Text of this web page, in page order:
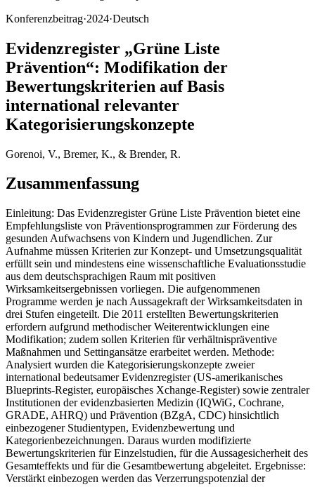
Konferenzbeitrag·2024·Deutsch
Evidenzregister „Grüne Liste
Prävention“: Modifikation der
Bewertungskriterien auf Basis
international relevanter
Kategorisierungskonzepte
Gorenoi, V., Bremer, K., & Brender, R.
Zusammenfassung
Einleitung: Das Evidenzregister Grüne Liste Prävention bietet eine
Empfehlungsliste von Präventionsprogrammen zur Förderung des
gesunden Aufwachsens von Kindern und Jugendlichen. Zur
Aufnahme müssen Kriterien zur Konzept- und Umsetzungsqualität
erfüllt sein und mindestens eine wissenschaftliche Evaluationsstudie
aus dem deutschsprachigen Raum mit positiven
Wirksamkeitsergebnissen vorliegen. Die aufgenommenen
Programme werden je nach Aussagekraft der Wirksamkeitsdaten in
drei Stufen eingeteilt. Die 2011 erstellten Bewertungskriterien
erfordern aufgrund methodischer Weiterentwicklungen eine
Modifikation; zudem sollen Kriterien für verhältnispräventive
Maßnahmen und Settingansätze erarbeitet werden. Methode:
Analysiert wurden die Kategorisierungskonzepte zweier
international bedeutsamer Evidenzregister (US-amerikanisches
Blueprints-Register, europäisches Xchange-Register) sowie zentraler
Institutionen der evidenzbasierten Medizin (IQWiG, Cochrane,
GRADE, AHRQ) und Prävention (BZgA, CDC) hinsichtlich
einbezogener Studientypen, Evidenzbewertung und
Kategorienbezeichnungen. Daraus wurden modifizierte
Bewertungskriterien für Einzelstudien, für die Aussagesicherheit des
Gesamteffekts und für die Gesamtbewertung abgeleitet. Ergebnisse:
Verstärkt einbezogen werden das Verzerrungspotenzial der